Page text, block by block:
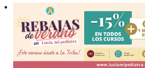
Saltar
contenido